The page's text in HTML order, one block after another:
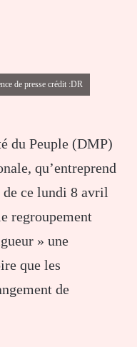
de presse crédit :DR
du Peuple (DMP)
qu’entreprend
de ce lundi 8 avril
regroupement
» une
que les
de